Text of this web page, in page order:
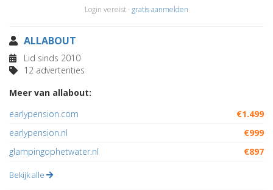
Login vereist · gratis aanmelden
ALLABOUT
Lid sinds 2010
12 advertenties
Meer van allabout:
earlypension.com
€1.499
earlypension.nl
€999
glampingophetwater.nl
€897
Bekijk alle